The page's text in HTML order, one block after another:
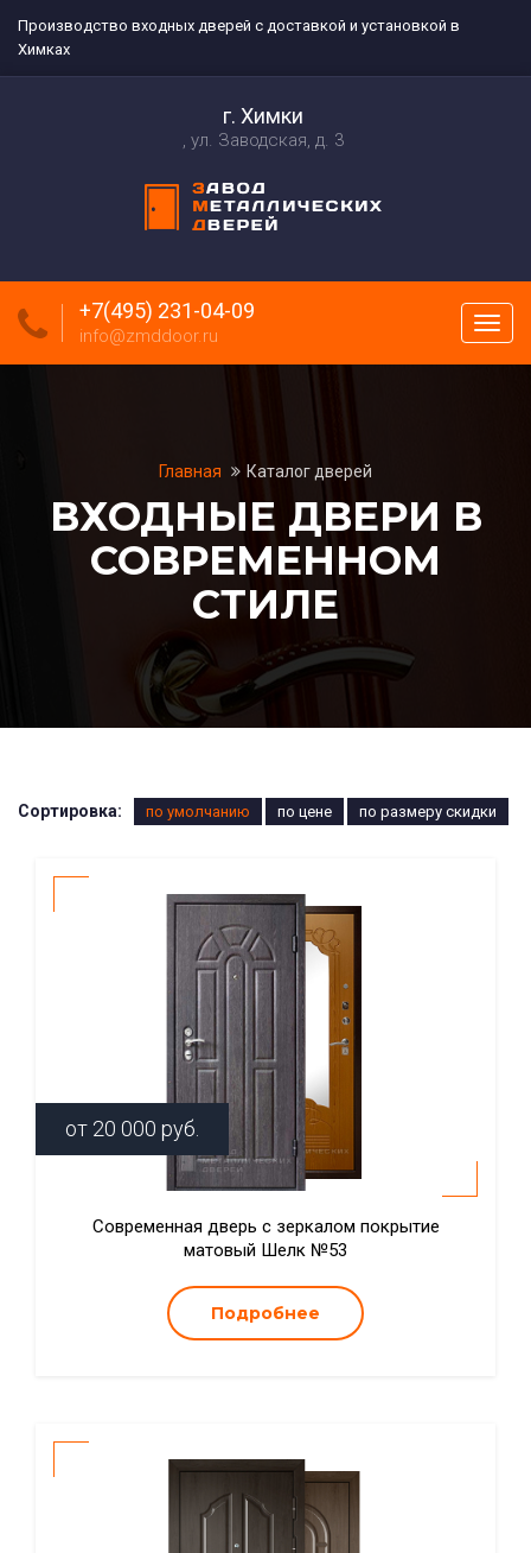
Производство входных дверей с доставкой и установкой в
Химках
г. Химки
ул. Заводская, д. 3
меню
+7(495) 231-04-09
info@zmddoor.ru
Главная Каталог дверей
ВХОДНЫЕ ДВЕРИ В
СОВРЕМЕННОМ
СТИЛЕ
Сортировка: по умолчанию по цене по размеру скидки
от 20 000 руб.
Современная дверь с зеркалом покрытие
матовый Шелк №53
Подробнее